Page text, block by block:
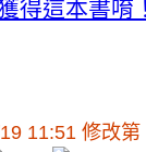
得這本書
11:51 修改第